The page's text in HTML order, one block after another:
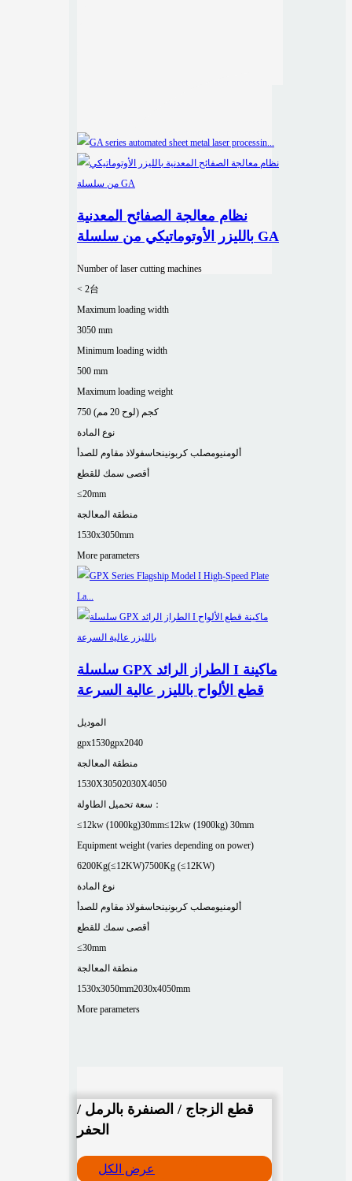
نظام معالجة الصفائح المعدنية
بالليزر الأوتوماتيكي من سلسلة GA
Number of laser cutting machines
< 2台
Maximum loading width
3050 mm
Minimum loading width
500 mm
Maximum loading weight
750 كجم (لوح 20 مم)
نوع المادة
ألومنيومصلب كربونينحاسفولاذ مقاوم للصدأ
أقصى سمك للقطع
≤20mm
منطقة المعالجة
1530x3050mm
More parameters
سلسلة GPX الطراز الرائد I ماكينة
قطع الألواح بالليزر عالية السرعة
الموديل
gpx1530gpx2040
منطقة المعالجة
1530X30502030X4050
سعة تحميل الطاولة：
≤12kw (1000kg)30mm≤12kw (1900kg) 30mm
Equipment weight (varies depending on power)
6200Kg(≤12KW)7500Kg (≤12KW)
نوع المادة
ألومنيومصلب كربونينحاسفولاذ مقاوم للصدأ
أقصى سمك للقطع
≤30mm
منطقة المعالجة
1530x3050mm2030x4050mm
More parameters
قطع الزجاج / الصنفرة بالرمل /
الحفر
عرض الكل